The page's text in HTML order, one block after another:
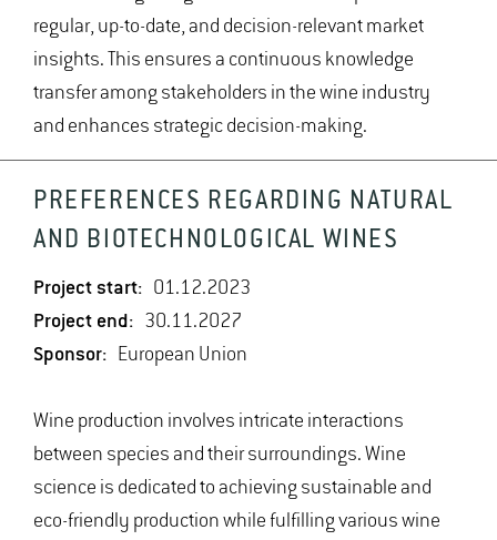
regular, up-to-date, and decision-relevant market
insights. This ensures a continuous knowledge
transfer among stakeholders in the wine industry
and enhances strategic decision-making.
PREFERENCES REGARDING NATURAL
AND BIOTECHNOLOGICAL WINES
Project start: 01.12.2023
Project end: 30.11.2027
Sponsor: European Union
Wine production involves intricate interactions
between species and their surroundings. Wine
science is dedicated to achieving sustainable and
eco-friendly production while fulfilling various wine